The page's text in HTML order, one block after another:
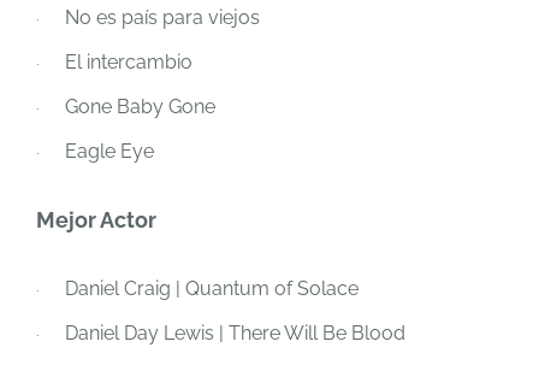
· No es país para viejos
· El intercambio
· Gone Baby Gone
· Eagle Eye
Mejor Actor
· Daniel Craig | Quantum of Solace
· Daniel Day Lewis | There Will Be Blood